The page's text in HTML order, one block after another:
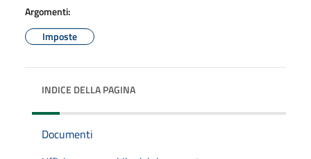
Argomenti:
Imposte
INDICE DELLA PAGINA
Documenti